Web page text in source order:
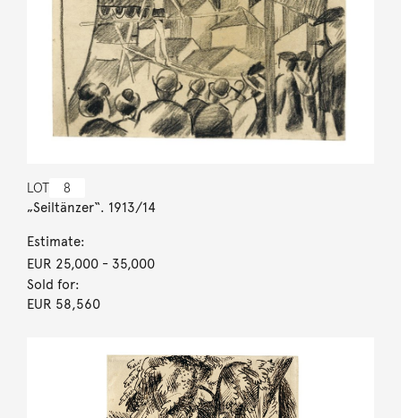
LOT 8
„Seiltänzer“. 1913/14
Estimate:
EUR 25,000- 35,000
Sold for:
EUR 58,560